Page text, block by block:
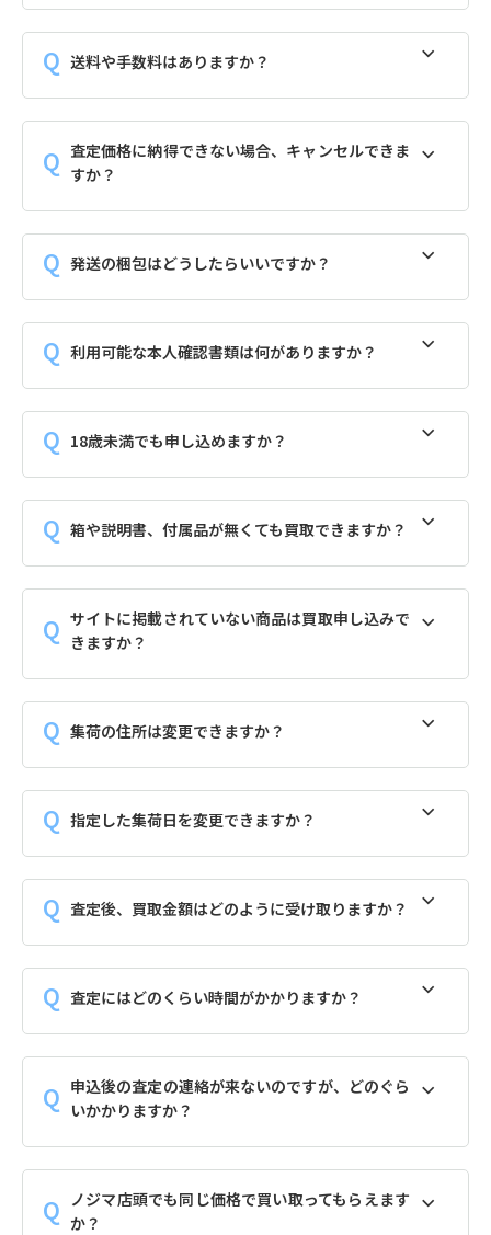
送料や手数料はありますか？
査定価格に納得できない場合、キャンセルできま
すか？
発送の梱包はどうしたらいいですか？
利用可能な本人確認書類は何がありますか？
18歳未満でも申し込めますか？
箱や説明書、付属品が無くても買取できますか？
サイトに掲載されていない商品は買取申し込みで
きますか？
集荷の住所は変更できますか？
指定した集荷日を変更できますか？
査定後、買取金額はどのように受け取りますか？
査定にはどのくらい時間がかかりますか？
申込後の査定の連絡が来ないのですが、どのぐら
いかかりますか？
ノジマ店頭でも同じ価格で買い取ってもらえます
か？